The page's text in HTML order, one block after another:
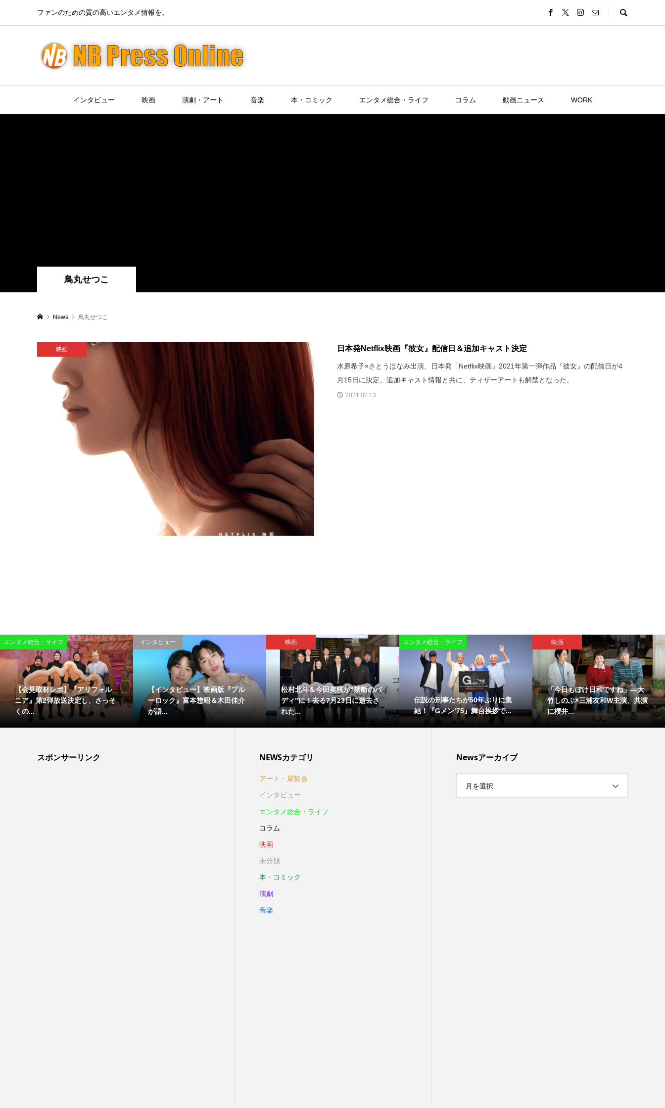
ファンのための質の高いエンタメ情報を。
インタビュー 映画 演劇・アート 音楽 本・コミック エンタメ総合・ライフ コラム 動画ニュース WORK
鳥丸せつこ
News 鳥丸せつこ
映画 日本発Netflix映画『彼女』配信日＆追加キャスト決定
水原希子×さとうほなみ出演、日本発「Netflix映画」2021年第一弾作品『彼女』の配信日が4
月15日に決定。追加キャスト情報と共に、ティザーアートも解禁となった。
2021.02.13
エンタメ総合・ライフ
【会見取材レポ】『アリフォル
ニア』第2弾放送決定し、さっそ
くの...
インタビュー
【インタビュー】映画版『ブル
ーロック』富本惣昭＆木田佳介
が語...
映画
松村北斗＆今田美桜が“禁断のバ
ディ”に！去る7月23日に逝去さ
れた...
エンタメ総合・ライフ
伝説の刑事たちが50年ぶりに集
結！『Gメン’75』舞台挨拶で...
映画
「今日もぼけ日和ですね」―大
竹しのぶ×三浦友和W主演、共演
に櫻井...
スポンサーリンク NEWSカテゴリ
アート・展覧会
インタビュー
エンタメ総合・ライフ
コラム
映画
未分類
本・コミック
演劇
音楽
Newsアーカイブ
月を選択